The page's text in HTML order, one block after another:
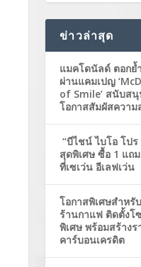
ข่าวล่าสุด
แมคโดนัลด์ ตอกย้
ผ่านแคมเปญ
of Smile’ สนับส
โอกาสสัมผัสควา
“บีไชน์ ไบโอ โป
สุดพิเศษ ซื้อ 1 แถ
ที่เซเว่น อีเลฟเว่น
โอกาสพิเศษสำหรั
ร้านกาแฟ ติดตั้งโ
พิเศษ พร้อมสร้าง
คาร์บอนเครดิต